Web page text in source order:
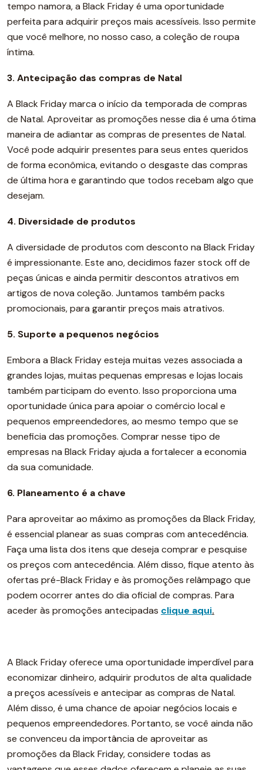
tempo namora, a Black Friday é uma oportunidade
perfeita para adquirir preços mais acessíveis. Isso permite
que você melhore, no nosso caso, a coleção de roupa
íntima.
3. Antecipação das compras de Natal
A Black Friday marca o início da temporada de compras
de Natal. Aproveitar as promoções nesse dia é uma ótima
maneira de adiantar as compras de presentes de Natal.
Você pode adquirir presentes para seus entes queridos
de forma econômica, evitando o desgaste das compras
de última hora e garantindo que todos recebam algo que
desejam.
4. Diversidade de produtos
A diversidade de produtos com desconto na Black Friday
é impressionante. Este ano, decidimos fazer stock off de
peças únicas e ainda permitir descontos atrativos em
artigos de nova coleção. Juntamos também packs
promocionais, para garantir preços mais atrativos.
5. Suporte a pequenos negócios
Embora a Black Friday esteja muitas vezes associada a
grandes lojas, muitas pequenas empresas e lojas locais
também participam do evento. Isso proporciona uma
oportunidade única para apoiar o comércio local e
pequenos empreendedores, ao mesmo tempo que se
beneficia das promoções. Comprar nesse tipo de
empresas na Black Friday ajuda a fortalecer a economia
da sua comunidade.
6. Planeamento é a chave
Para aproveitar ao máximo as promoções da Black Friday,
é essencial planear as suas compras com antecedência.
Faça uma lista dos itens que deseja comprar e pesquise
os preços com antecedência. Além disso, fique atento às
ofertas pré-Black Friday e às promoções relâmpago que
podem ocorrer antes do dia oficial de compras. Para
aceder às promoções antecipadas clique aqui.
A Black Friday oferece uma oportunidade imperdível para
economizar dinheiro, adquirir produtos de alta qualidade
a preços acessíveis e antecipar as compras de Natal.
Além disso, é uma chance de apoiar negócios locais e
pequenos empreendedores. Portanto, se você ainda não
se convenceu da importância de aproveitar as
promoções da Black Friday, considere todas as